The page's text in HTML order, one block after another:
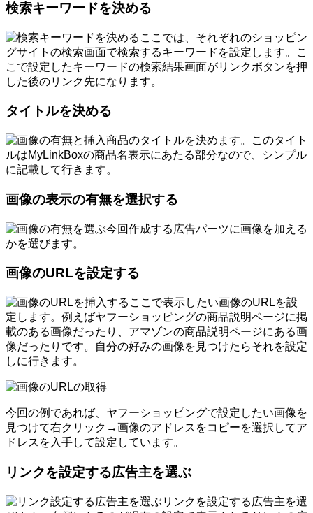
検索キーワードを決める
ここでは、それぞれのショッピン
グサイトの検索画面で検索するキーワードを設定します。こ
こで設定したキーワードの検索結果画面がリンクボタンを押
した後のリンク先になります。
タイトルを決める
商品のタイトルを決めます。このタイト
ルはMyLinkBoxの商品名表示にあたる部分なので、シンプル
に記載して行きます。
画像の表示の有無を選択する
今回作成する広告パーツに画像を加える
かを選びます。
画像のURLを設定する
ここで表示したい画像のURLを設
定します。例えばヤフーショッピングの商品説明ページに掲
載のある画像だったり、アマゾンの商品説明ページにある画
像だったりです。自分の好みの画像を見つけたらそれを設定
しに行きます。
今回の例であれば、ヤフーショッピングで設定したい画像を
見つけて右クリック→画像のアドレスをコピーを選択してア
ドレスを入手して設定しています。
リンクを設定する広告主を選ぶ
リンクを設定する広告主を選